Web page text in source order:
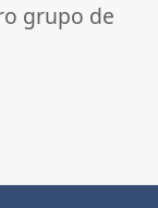
grupo de